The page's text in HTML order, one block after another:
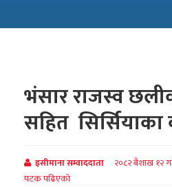
भंसार राजस्व
सहित सिर्सियाका
इसीमाना सम्वाददाता २०८२ बैशाख १२
पटक पढिएको